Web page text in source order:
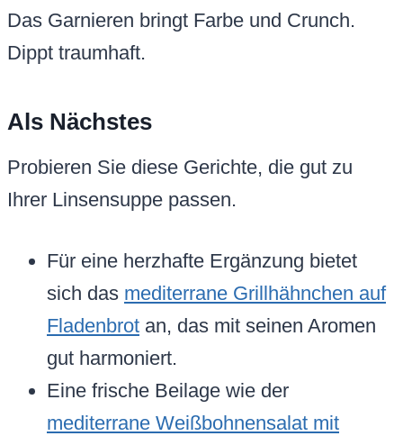
Das Garnieren bringt Farbe und Crunch.
Dippt traumhaft.
Als Nächstes
Probieren Sie diese Gerichte, die gut zu
Ihrer Linsensuppe passen.
Für eine herzhafte Ergänzung bietet
sich das mediterrane Grillhähnchen auf
Fladenbrot an, das mit seinen Aromen
gut harmoniert.
Eine frische Beilage wie der
mediterrane Weißbohnensalat mit